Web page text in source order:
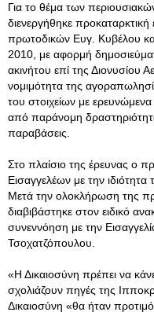
Για το θέμα των
διενεργήθηκε προκαταρκτική
πρωτοδικών Ευγ. Κυβέλου
2010, με αφορμή
ακινήτου επί της Διονυσίου
νομιμότητα της
του στοιχείων με
από παράνομη
παραβάσεις.
Στο πλαίσιο της έρευνας ο
Εισαγγελέων με την
Μετά την ολοκλήρωση της
διαβιβάστηκε στον ειδικό
συνεννόηση με την
Τσοχατζόπουλου.
«Η Δικαιοσύνη πρέπει να
σχολιάζουν πηγές της
Δικαιοσύνη «θα ήταν